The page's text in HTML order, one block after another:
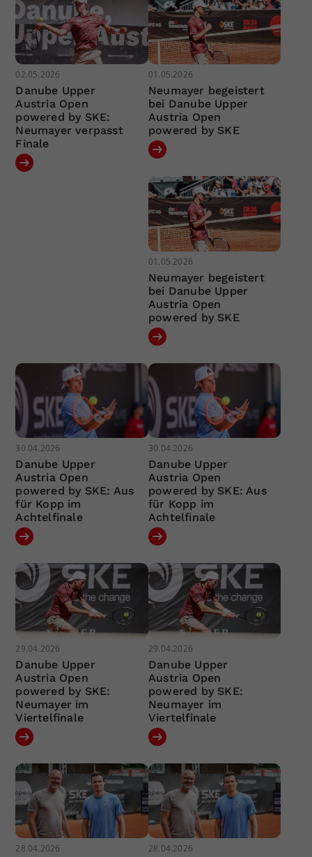
02.05.2026
Danube Upper
Austria Open
powered by SKE:
Neumayer verpasst
Finale
01.05.2026
Neumayer begeistert
bei Danube Upper
Austria Open
powered by SKE
01.05.2026
Neumayer begeistert
bei Danube Upper
Austria Open
powered by SKE
30.04.2026
Danube Upper
Austria Open
powered by SKE: Aus
für Kopp im
Achtelfinale
30.04.2026
Danube Upper
Austria Open
powered by SKE: Aus
für Kopp im
Achtelfinale
29.04.2026
Danube Upper
Austria Open
powered by SKE:
Neumayer im
Viertelfinale
29.04.2026
Danube Upper
Austria Open
powered by SKE:
Neumayer im
Viertelfinale
28.04.2026 28.04.2026